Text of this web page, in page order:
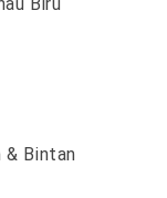
& Bintan